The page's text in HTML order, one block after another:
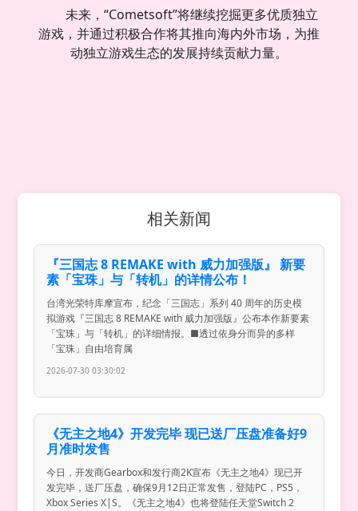
未来，“Cometsoft”将继续挖掘更多优质独立
游戏，并通过积极合作将其推向海内外市场，为推
动独立游戏生态的发展持续贡献力量。
相关新闻
『三国志 8 REMAKE with 威力加强版』 新要
素「宝珠」与「转机」的详情公布！
台湾光荣特库摩宣布，纪念「三国志」系列 40 周年的历史模
拟游戏『三国志 8 REMAKE with 威力加强版』公布本作新要素
「宝珠」与「转机」的详细情报。■透过依身分而异的多样
「宝珠」自由培育属
2026-07-30 03:30:02
《无主之地4》开发完毕 现已送厂压盘准备好9
月准时发售
今日，开发商Gearbox和发行商2K宣布《无主之地4》现已开
发完毕，送厂压盘，确保9月12日正常发售，登陆PC，PS5，
Xbox Series X|S。《无主之地4》也将登陆任天堂Switch 2